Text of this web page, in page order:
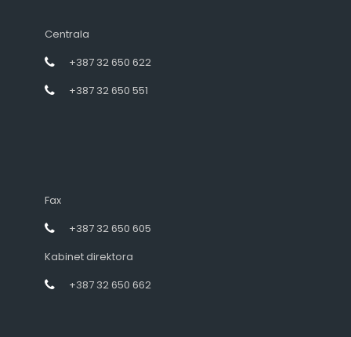
Centrala
+387 32 650 622
+387 32 650 551
Fax
+387 32 650 605
Kabinet direktora
+387 32 650 662